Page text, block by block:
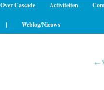
Over Cascade Activiteiten
| Weblog/Nieuws
←